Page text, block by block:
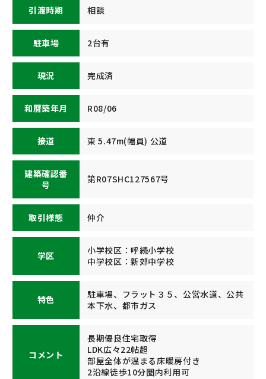
引渡時期 相談
駐車場 2台有
現況 完成済
和暦築年月 R08/06
接道 東 5.47m(幅員) 公道
建築確認番
号
第R07SHC127567号
取引様態 仲介
学区
小学校区：呼続小学校
中学校区：新郊中学校
特色
駐車場、フラット３５、公営水道、公共
本下水、都市ガス
コメント
長期優良住宅取得
LDK広々22帖超
部屋全体が温まる床暖房付き
2沿線徒歩10分圏内利用可